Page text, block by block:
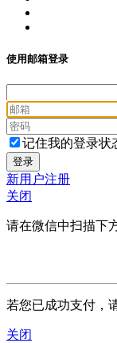
使用邮箱登录
记住我的登录状
新用户注册
关闭
请在微信中扫描下
若您已成功支付，
关闭